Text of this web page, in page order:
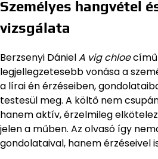
Személyes hangvétel
vizsgálata
Berzsenyi DánielA vig chloecímű
legjellegzetesebb vonása a
a lírai én érzéseiben,
testesül meg. A költő nem
hanem aktív, érzelmileg
jelen a műben. Az olvasó így
gondolataival, hanem érzéseivel